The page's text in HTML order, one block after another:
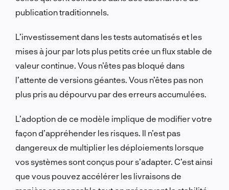
publication traditionnels.
L’investissement dans les tests automatisés et les
mises à jour par lots plus petits crée un flux stable de
valeur continue. Vous n’êtes pas bloqué dans
l’attente de versions géantes. Vous n’êtes pas non
plus pris au dépourvu par des erreurs accumulées.
L’adoption de ce modèle implique de modifier votre
façon d’appréhender les risques. Il n’est pas
dangereux de multiplier les déploiements lorsque
vos systèmes sont conçus pour s’adapter. C’est ainsi
que vous pouvez accélérer les livraisons de